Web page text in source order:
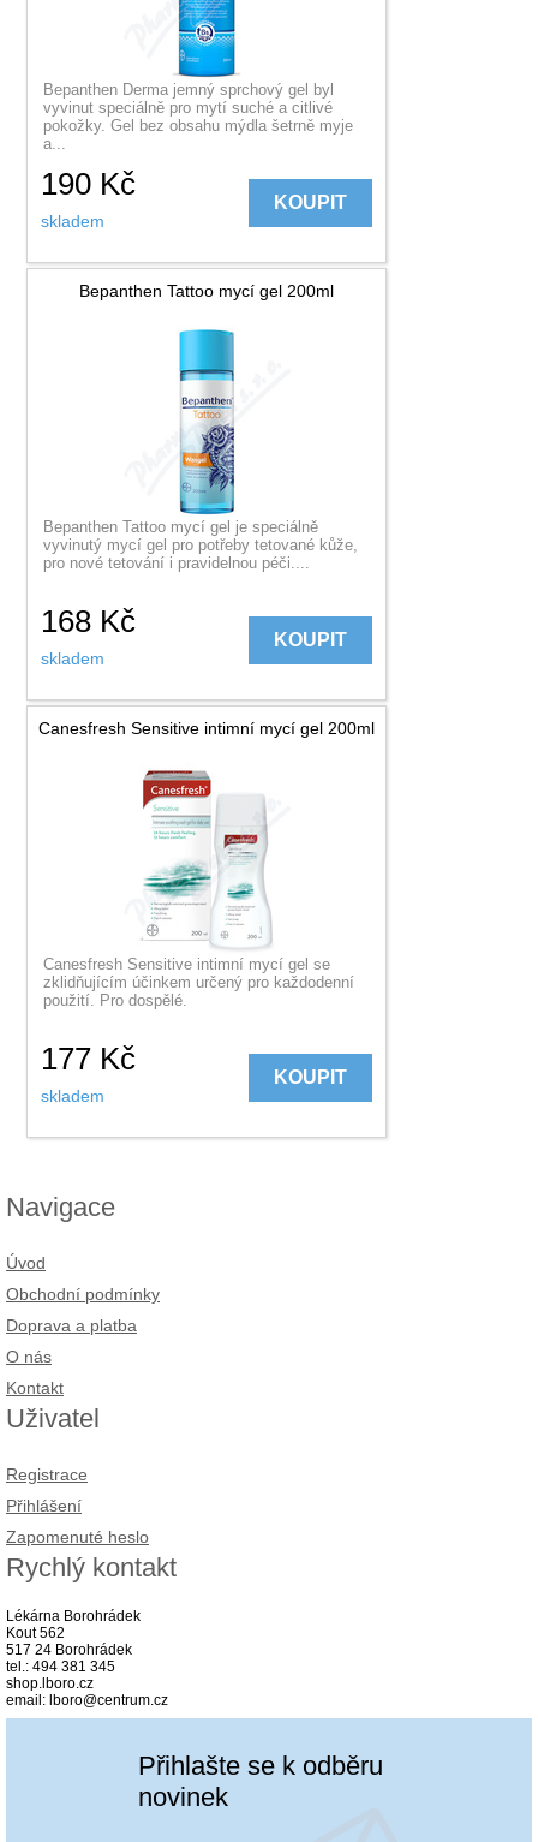
Bepanthen Derma jemný sprchový gel byl
vyvinut speciálně pro mytí suché a citlivé
pokožky. Gel bez obsahu mýdla šetrně myje
a...
190 Kč
skladem
KOUPIT
Bepanthen Tattoo mycí gel 200ml
Bepanthen Tattoo mycí gel je speciálně
vyvinutý mycí gel pro potřeby tetované kůže,
pro nové tetování i pravidelnou péči....
168 Kč
skladem
KOUPIT
Canesfresh Sensitive intimní mycí gel 200ml
Canesfresh Sensitive intimní mycí gel se
zklidňujícím účinkem určený pro každodenní
použití. Pro dospělé.
177 Kč
skladem
KOUPIT
Navigace
Úvod
Obchodní podmínky
Doprava a platba
O nás
Kontakt
Uživatel
Registrace
Přihlášení
Zapomenuté heslo
Rychlý kontakt
Lékárna Borohrádek
Kout 562
517 24 Borohrádek
tel.: 494 381 345
shop.lboro.cz
email: lboro@centrum.cz
Přihlašte se k odběru
novinek